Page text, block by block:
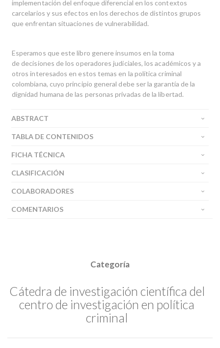
implementación del enfoque diferencial en los contextos
carcelarios y sus efectos en los derechos de distintos grupos
que enfrentan situaciones de vulnerabilidad.
Esperamos que este libro genere insumos en la toma
de decisiones de los operadores judiciales, los académicos y a
otros interesados en estos temas en la política criminal
colombiana, cuyo principio general debe ser la garantía de la
dignidad humana de las personas privadas de la libertad.
ABSTRACT
TABLA DE CONTENIDOS
FICHA TÉCNICA
CLASIFICACIÓN
COLABORADORES
COMENTARIOS
Categoría
Cátedra de investigación científica del
centro de investigación en política
criminal